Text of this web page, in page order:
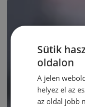
Sütik
oldalon
A jelen
helyez el az
az oldal jobb